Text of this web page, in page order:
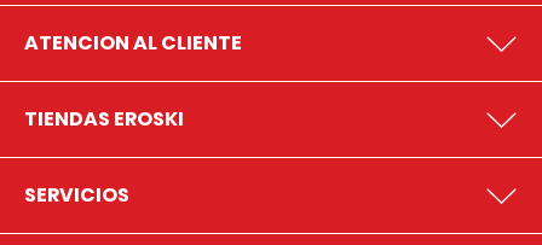
ATENCION AL CLIENTE
TIENDAS EROSKI
SERVICIOS